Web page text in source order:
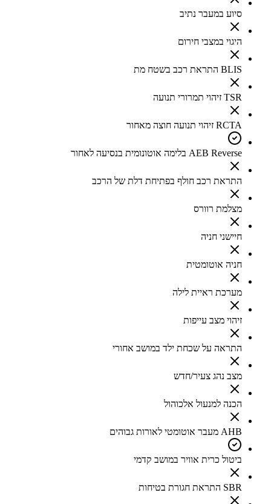
סיוע במעבר נתיב
היגוי במצבי חירום
BLIS התראת רכב בשטח מת
TSR זיהוי תמרורי תנועה
RCTA זיהוי תנועה חוצה מאחור
AEB Reverse בלימה אוטונומית בנסיעה לאחור
התראת רכב חולף בפתיחת דלת של הרכב
מצלמת רוורס
חיישני חניה
חניה אוטומטית
מערכת ראיית לילה
זיהוי מצב עייפות
התראה על שכחת ילד במושב אחורי
מצב נהג צעיר/חדש
הכנה למנעול אלכוהול
AHB מעבר אוטומטי לאורות גבוהים
ביטול כרית אוויר במושב קדמי
SBR התראת חגורת בטיחות